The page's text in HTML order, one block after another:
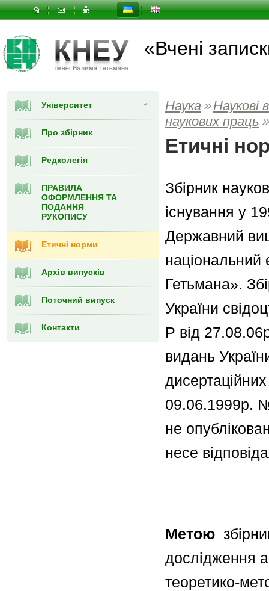
«Вчені
Університет
Про збірник
Редколегія
ПРАВИЛА
ОФОРМЛЕННЯ ТА
ПОДАННЯ
РУКОПИСУ
Етичні норми
Архів випусків
Поточний випуск
Контакти
Наука »Наукові
наукових праць »
Етичні
Збірник
існування у
Державний
національний
Гетьмана».
України
Р від
видань
09.06.1999р.
не
несе
Метою
дослідження
теоретико-